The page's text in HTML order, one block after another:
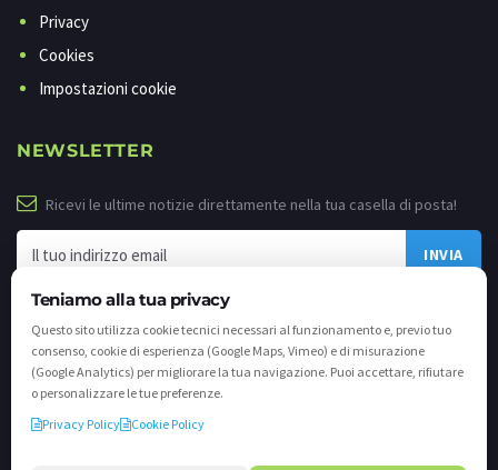
Teniamo alla tua privacy
Questo sito utilizza cookie tecnici necessari al funzionamento e, previo tuo
consenso, cookie di esperienza (Google Maps, Vimeo) e di misurazione
(Google Analytics) per migliorare la tua navigazione. Puoi accettare, rifiutare
o personalizzare le tue preferenze.
Privacy Policy
Cookie Policy
Privacy
Cookies
Impostazioni cookie
NEWSLETTER
Ricevi le ultime notizie direttamente nella tua casella di posta!